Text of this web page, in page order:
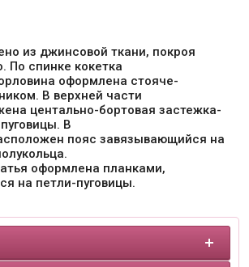
из джинсовой ткани, покроя
По спинке кокетка
оформлена стояче-
В верхней части
центально-бортовая застежка-
В
пояс завязывающийся на
оформлена планками,
на петли-пуговицы.